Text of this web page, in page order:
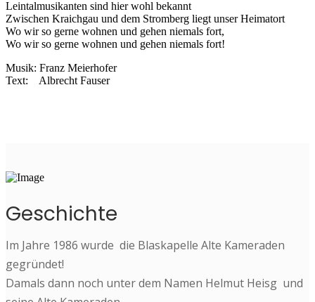
Leintalmusikanten sind hier wohl bekannt
Zwischen Kraichgau und dem Stromberg liegt unser Heimatort
Wo wir so gerne wohnen und gehen niemals fort,
Wo wir so gerne wohnen und gehen niemals fort!
Musik: Franz Meierhofer
Text: Albrecht Fauser
Geschichte
Im Jahre 1986 wurde die Blaskapelle Alte Kameraden
gegründet!
Damals dann noch unter dem Namen Helmut Heisg und